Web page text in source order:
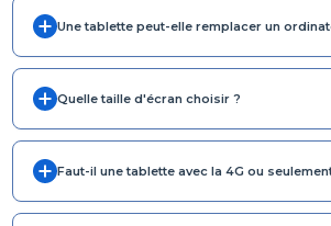
Une tablette peut-elle remplacer un
Quelle taille d'écran choisir ?
Faut-il une tablette avec la 4G ou